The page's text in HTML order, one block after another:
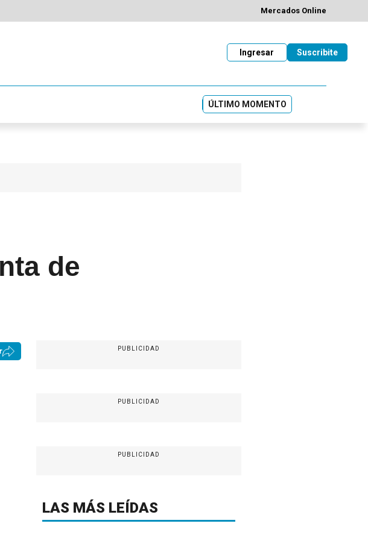
Mercados Online
Suscribite
Ingresar
ÚLTIMO MOMENTO
de
PUBLICIDAD
PUBLICIDAD
PUBLICIDAD
LAS MÁS LEÍDAS